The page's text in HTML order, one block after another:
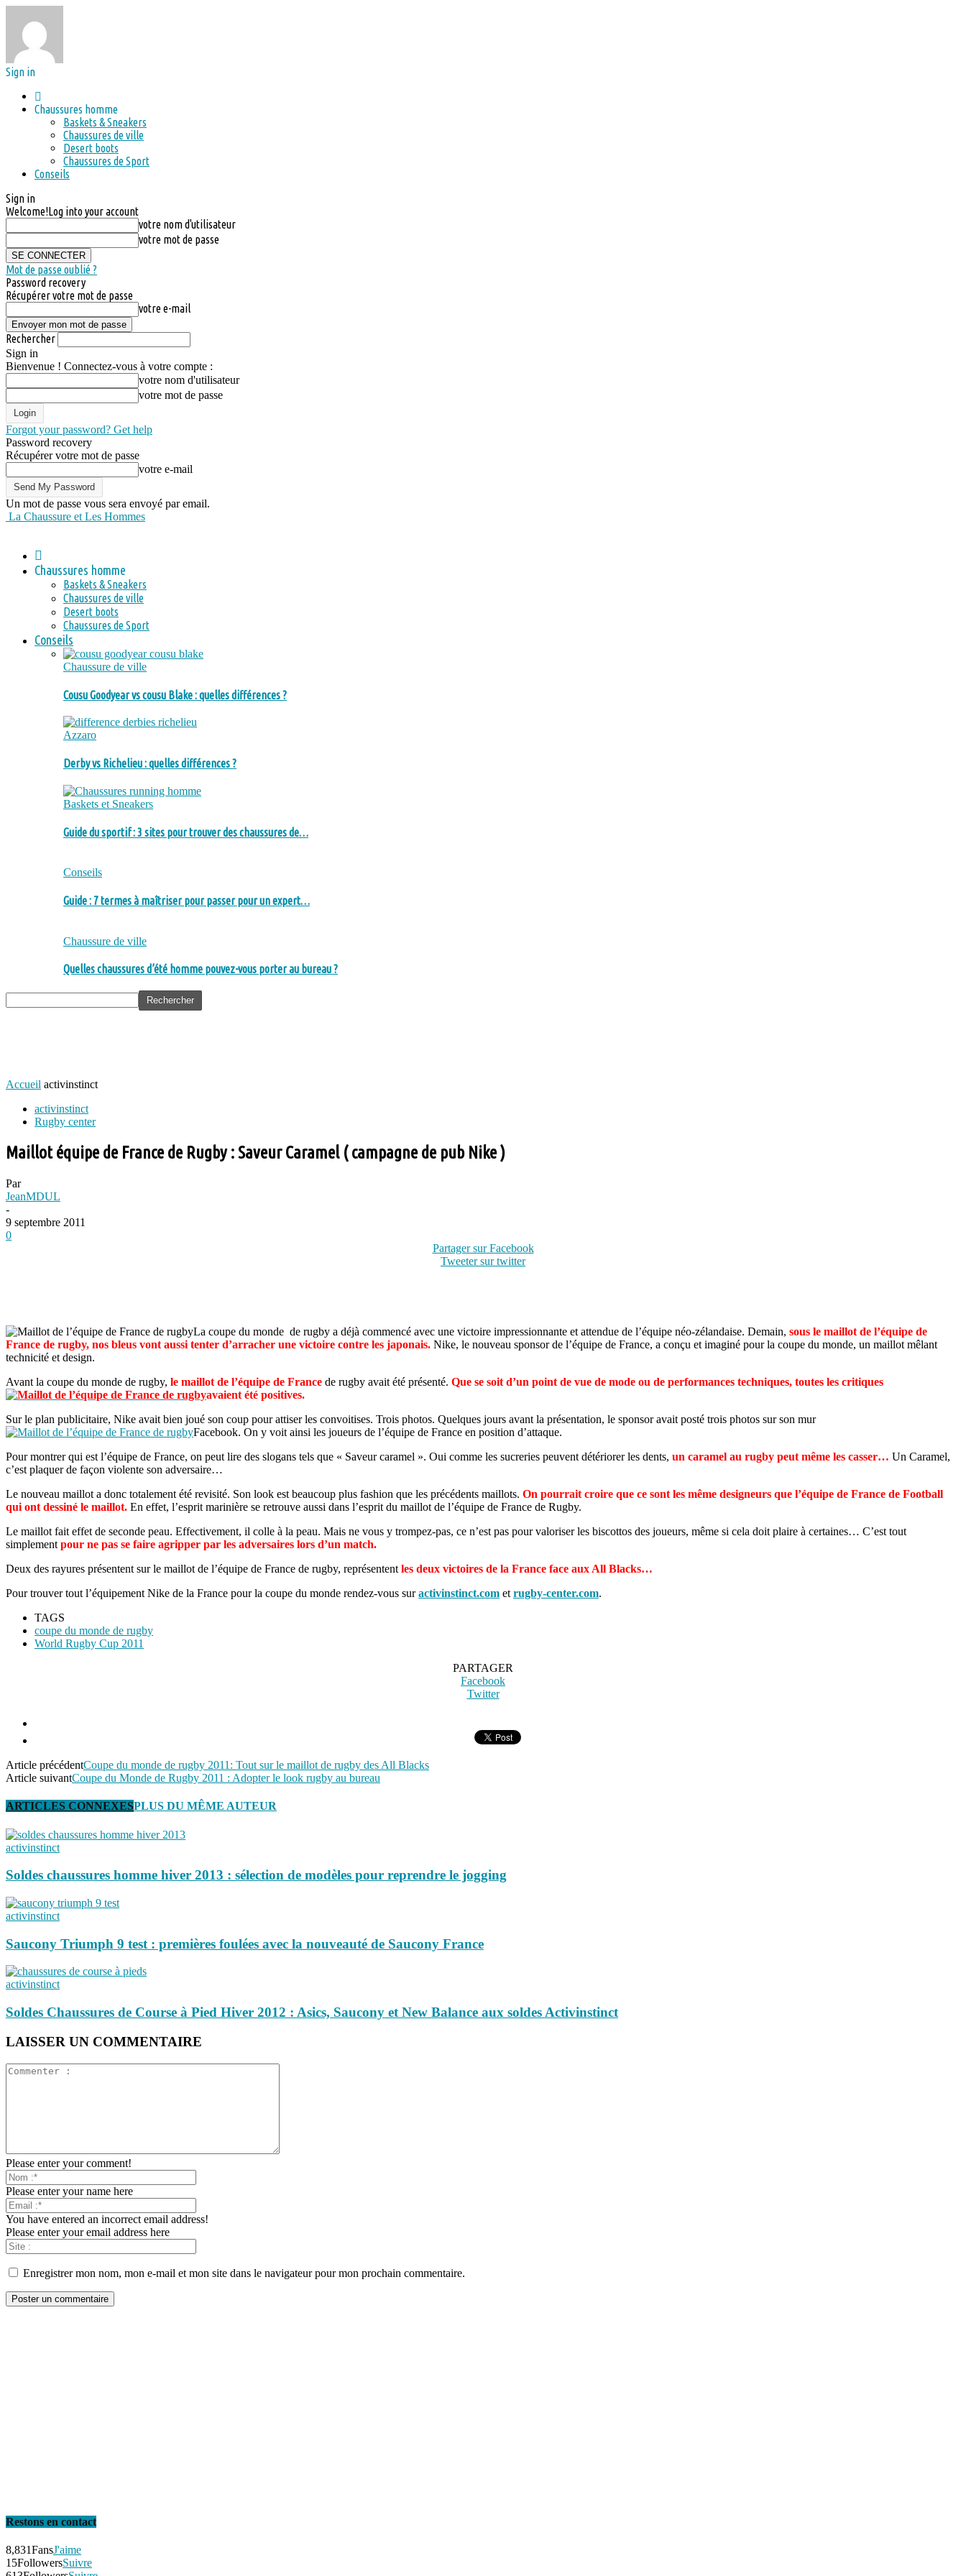
Sign in
Chaussures homme
Baskets & Sneakers
Chaussures de ville
Desert boots
Chaussures de Sport
Conseils
Sign in
Welcome!Log into your account
votre nom d'utilisateur
votre mot de passe
Mot de passe oublié ?
Password recovery
Récupérer votre mot de passe
votre e-mail
Rechercher
Sign in
Bienvenue ! Connectez-vous à votre compte :
votre nom d'utilisateur
votre mot de passe
Forgot your password? Get help
Password recovery
Récupérer votre mot de passe
votre e-mail
Un mot de passe vous sera envoyé par email.
La Chaussure et Les Hommes
Chaussures homme
Baskets & Sneakers
Chaussures de ville
Desert boots
Chaussures de Sport
Conseils
Chaussure de ville
Cousu Goodyear vs cousu Blake : quelles différences ?
Azzaro
Derby vs Richelieu : quelles différences ?
Baskets et Sneakers
Guide du sportif : 3 sites pour trouver des chaussures de…
Conseils
Guide : 7 termes à maîtriser pour passer pour un expert…
Chaussure de ville
Quelles chaussures d’été homme pouvez-vous porter au bureau ?
Accueil activinstinct
activinstinct
Rugby center
Maillot équipe de France de Rugby : Saveur Caramel ( campagne de pub Nike )
Par
JeanMDUL
-
9 septembre 2011
0
Partager sur Facebook
Tweeter sur twitter
La coupe du monde de rugby a déjà commencé avec une victoire impressionnante et attendue de l’équipe néo-zélandaise. Demain, sous le maillot de l’équipe de
France de rugby, nos bleus vont aussi tenter d’arracher une victoire contre les japonais. Nike, le nouveau sponsor de l’équipe de France, a conçu et imaginé pour la coupe du monde, un maillot mêlant
technicité et design.
Avant la coupe du monde de rugby, le maillot de l’équipe de France de rugby avait été présenté. Que se soit d’un point de vue de mode ou de performances techniques, toutes les critiques
avaient été positives.
Sur le plan publicitaire, Nike avait bien joué son coup pour attiser les convoitises. Trois photos. Quelques jours avant la présentation, le sponsor avait posté trois photos sur son mur
Facebook. On y voit ainsi les joueurs de l’équipe de France en position d’attaque.
Pour montrer qui est l’équipe de France, on peut lire des slogans tels que « Saveur caramel ». Oui comme les sucreries peuvent détériorer les dents, un caramel au rugby peut même les casser… Un Caramel,
c’est plaquer de façon violente son adversaire…
Le nouveau maillot a donc totalement été revisité. Son look est beaucoup plus fashion que les précédents maillots. On pourrait croire que ce sont les même designeurs que l’équipe de France de Football
qui ont dessiné le maillot. En effet, l’esprit marinière se retrouve aussi dans l’esprit du maillot de l’équipe de France de Rugby.
Le maillot fait effet de seconde peau. Effectivement, il colle à la peau. Mais ne vous y trompez-pas, ce n’est pas pour valoriser les biscottos des joueurs, même si cela doit plaire à certaines… C’est tout
simplement pour ne pas se faire agripper par les adversaires lors d’un match.
Deux des rayures présentent sur le maillot de l’équipe de France de rugby, représentent les deux victoires de la France face aux All Blacks…
Pour trouver tout l’équipement Nike de la France pour la coupe du monde rendez-vous suractivinstinct.com et rugby-center.com.
TAGS
coupe du monde de rugby
World Rugby Cup 2011
PARTAGER
Facebook
Twitter
Article précédentCoupe du monde de rugby 2011: Tout sur le maillot de rugby des All Blacks
Article suivantCoupe du Monde de Rugby 2011 : Adopter le look rugby au bureau
ARTICLES CONNEXESPLUS DU MÊME AUTEUR
activinstinct
Soldes chaussures homme hiver 2013 : sélection de modèles pour reprendre le jogging
activinstinct
Saucony Triumph 9 test : premières foulées avec la nouveauté de Saucony France
activinstinct
Soldes Chaussures de Course à Pied Hiver 2012 : Asics, Saucony et New Balance aux soldes Activinstinct
LAISSER UN COMMENTAIRE
Please enter your comment!
Please enter your name here
You have entered an incorrect email address!
Please enter your email address here
Enregistrer mon nom, mon e-mail et mon site dans le navigateur pour mon prochain commentaire.
Restons en contact
8,831FansJ'aime
15FollowersSuivre